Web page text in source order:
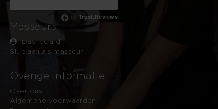
by Trust.Reviews
Masseurs
Dashboard
Sluit aan als masseur
Overige informatie
Over ons
Algemene voorwaarden